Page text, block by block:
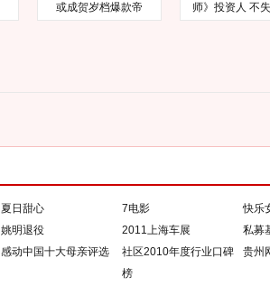
或成贺岁档爆款帝
师》投资人 不
夏日甜心 7电影
快乐
姚明退役 2011上海车展
私募
感动中国十大母亲评选
社区2010年度行业口碑
榜
贵州